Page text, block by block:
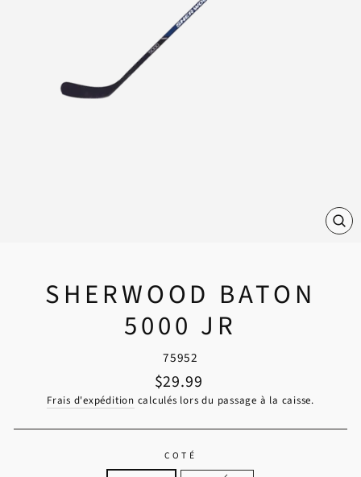
SHERWOOD BATON
5000 JR
75952
Prix régulier
$29.99
Frais d'expédition calculés lors du passage à la caisse.
COTÉ